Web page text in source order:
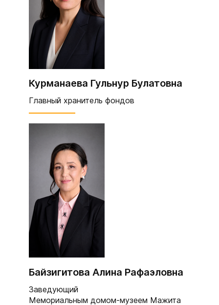
Курманаева Гульнур Булатовна
Главный хранитель фондов
Байзигитова Алина Рафаэловна
Заведующий
Мемориальным домом-музеем Мажита